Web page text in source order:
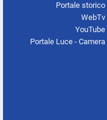
Portale storico
WebTv
YouTube
Portale Luce - Camera